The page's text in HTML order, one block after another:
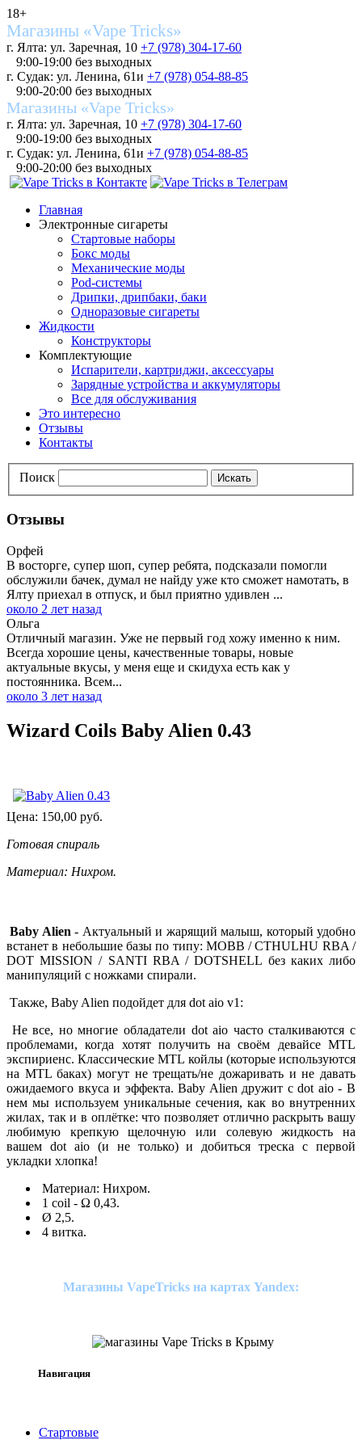
18+
Магазины «Vape Tricks»
г. Ялта: ул. Заречная, 10 +7 (978) 304-17-60
9:00-19:00 без выходных
г. Судак: ул. Ленина, 61и +7 (978) 054-88-85
9:00-20:00 без выходных
Магазины «Vape Tricks»
г. Ялта: ул. Заречная, 10 +7 (978) 304-17-60
9:00-19:00 без выходных
г. Судак: ул. Ленина, 61и +7 (978) 054-88-85
9:00-20:00 без выходных
Главная
Электронные сигареты
Стартовые наборы
Бокс моды
Механические моды
Pod-системы
Дрипки, дрипбаки, баки
Одноразовые сигареты
Жидкости
Конструкторы
Комплектующие
Испарители, картриджи, аксессуары
Зарядные устройства и аккумуляторы
Все для обслуживания
Это интересно
Отзывы
Контакты
Поиск Искать
Отзывы
Орфей
В восторге, супер шоп, супер ребята, подсказали помогли
обслужили бачек, думал не найду уже кто сможет намотать, в
Ялту приехал в отпуск, и был приятно удивлен ...
около 2 лет назад
Ольга
Отличный магазин. Уже не первый год хожу именно к ним.
Всегда хорошие цены, качественные товары, новые
актуальные вкусы, у меня еще и скидуха есть как у
постоянника. Всем...
около 3 лет назад
Wizard Coils Baby Alien 0.43
Цена: 150,00 руб.
Готовая спираль
Материал: Нихром.
Baby Alien - Актуальный и жарящий малыш, который удобно
встанет в небольшие базы по типу: MOBB / CTHULHU RBA /
DOT MISSION / SANTI RBA / DOTSHELL без каких либо
манипуляций с ножками спирали.
Также, Baby Alien подойдет для dot aio v1:
Не все, но многие обладатели dot aio часто сталкиваются с
проблемами, когда хотят получить на своём девайсе MTL
экспириенс. Классические MTL койлы (которые используются
на MTL баках) могут не трещать/не дожаривать и не давать
ожидаемого вкуса и эффекта. Baby Alien дружит с dot aio - В
нем мы используем уникальные сечения, как во внутренних
жилах, так и в оплётке: что позволяет отлично раскрыть вашу
любимую крепкую щелочную или солевую жидкость на
вашем dot aio (и не только) и добиться треска с первой
укладки хлопка!
Материал: Нихром.
1 coil - Ω 0,43.
Ø 2,5.
4 витка.
Магазины VapeTricks на картах Yandex:
Навигация
Стартовые